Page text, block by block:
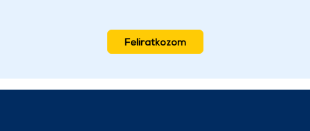
Feliratkozom